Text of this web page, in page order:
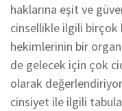
haklarına eşit ve
cinsellikle ilgili birçok
hekimlerinin bir
de gelecek için çok
olarak
cinsiyet ile ilgili